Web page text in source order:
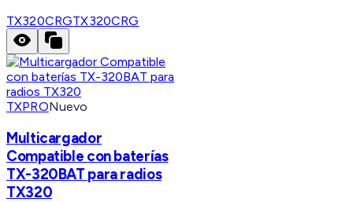
TX320CRGTX320CRG
TXPRONuevo
Multicargador
Compatible con baterías
TX-320BAT para radios
TX320